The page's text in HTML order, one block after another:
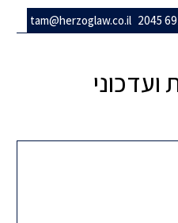
tam@herzoglaw.co.il
ועדכוני